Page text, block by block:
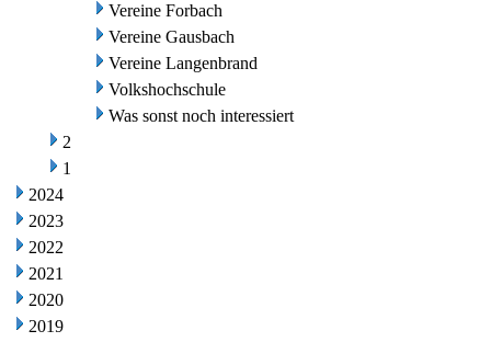
Vereine Forbach
Vereine Gausbach
Vereine Langenbrand
Volkshochschule
Was sonst noch interessiert
2
1
2024
2023
2022
2021
2020
2019